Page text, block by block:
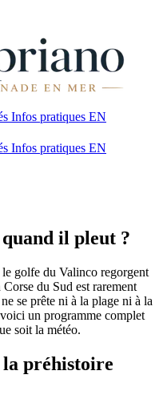
Infos pratiques EN
Infos pratiques EN
il pleut ?
golfe du Valinco regorgent
du Sud est rarement
se prête ni à la plage ni à la
un programme complet
soit la météo.
la préhistoire